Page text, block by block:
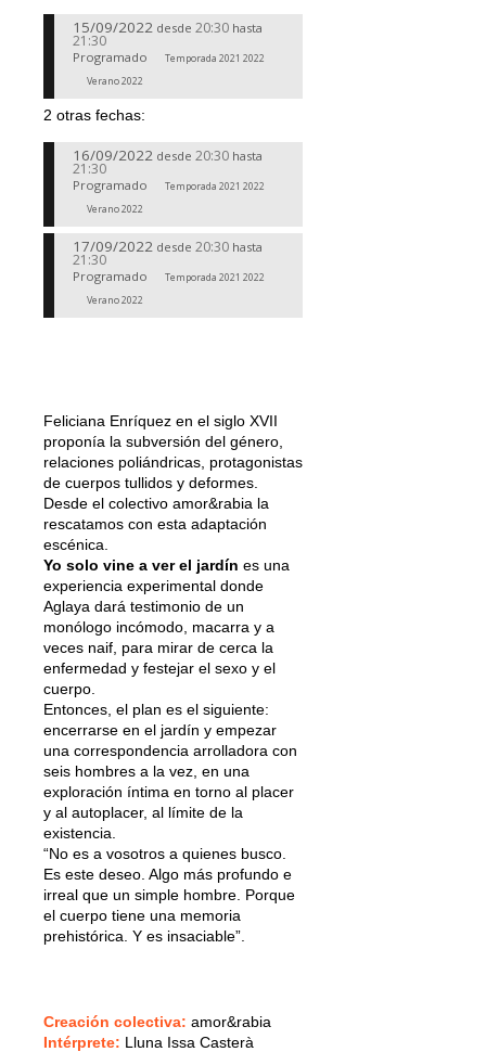
15/09/2022 desde 20:30 hasta
21:30
Programado
Temporada 2021 2022
Verano 2022
2 otras fechas:
16/09/2022 desde 20:30 hasta
21:30
Programado
Temporada 2021 2022
Verano 2022
17/09/2022 desde 20:30 hasta
21:30
Programado
Temporada 2021 2022
Verano 2022
Feliciana Enríquez en el siglo XVII
proponía la subversión del género,
relaciones poliándricas, protagonistas
de cuerpos tullidos y deformes.
Desde el colectivo amor&rabia la
rescatamos con esta adaptación
escénica.
Yo solo vine a ver el jardín es una
experiencia experimental donde
Aglaya dará testimonio de un
monólogo incómodo, macarra y a
veces naif, para mirar de cerca la
enfermedad y festejar el sexo y el
cuerpo.
Entonces, el plan es el siguiente:
encerrarse en el jardín y empezar
una correspondencia arrolladora con
seis hombres a la vez, en una
exploración íntima en torno al placer
y al autoplacer, al límite de la
existencia.
“No es a vosotros a quienes busco.
Es este deseo. Algo más profundo e
irreal que un simple hombre. Porque
el cuerpo tiene una memoria
prehistórica. Y es insaciable”.
Creación colectiva: amor&rabia
Intérprete: Lluna Issa Casterà